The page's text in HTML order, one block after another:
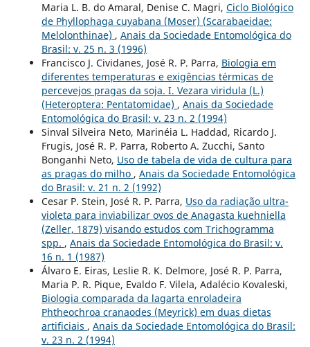
Maria L. B. do Amaral, Denise C. Magri, Ciclo Biológico
de Phyllophaga cuyabana (Moser) (Scarabaeidae:
Melolonthinae) , Anais da Sociedade Entomológica do
Brasil: v. 25 n. 3 (1996)
Francisco J. Cividanes, José R. P. Parra, Biologia em
diferentes temperaturas e exigências térmicas de
percevejos pragas da soja. I. Vezara viridula (L.)
(Heteroptera: Pentatomidae) , Anais da Sociedade
Entomológica do Brasil: v. 23 n. 2 (1994)
Sinval Silveira Neto, Marinéia L. Haddad, Ricardo J.
Frugis, José R. P. Parra, Roberto A. Zucchi, Santo
Bonganhi Neto, Uso de tabela de vida de cultura para
as pragas do milho , Anais da Sociedade Entomológica
do Brasil: v. 21 n. 2 (1992)
Cesar P. Stein, José R. P. Parra, Uso da radiação ultra-
violeta para inviabilizar ovos de Anagasta kuehniella
(Zeller, 1879) visando estudos com Trichogramma
spp. , Anais da Sociedade Entomológica do Brasil: v.
16 n. 1 (1987)
Álvaro E. Eiras, Leslie R. K. Delmore, José R. P. Parra,
Maria P. R. Pique, Evaldo F. Vilela, Adalécio Kovaleski,
Biologia comparada da lagarta enroladeira
Phtheochroa cranaodes (Meyrick) em duas dietas
artificiais , Anais da Sociedade Entomológica do Brasil:
v. 23 n. 2 (1994)